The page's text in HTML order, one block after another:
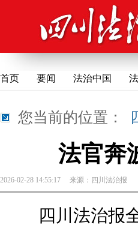
首页 要闻 法治中国
您当前的位置：
法官奔
2026-02-28 14:55:17 来源： 四川法治报
四川法治报全